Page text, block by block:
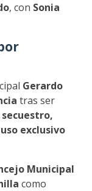
, con Sonia
Gerardo
tras ser
secuestro,
exclusivo
Municipal
como